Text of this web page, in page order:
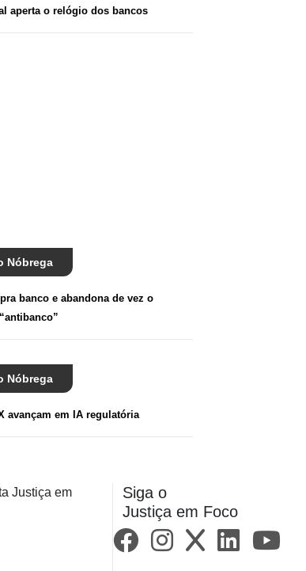
aperta o relógio dos bancos
Nóbrega
banco e abandona de vez o
Nóbrega
avançam em IA regulatória
Siga o
Justiça em Foco